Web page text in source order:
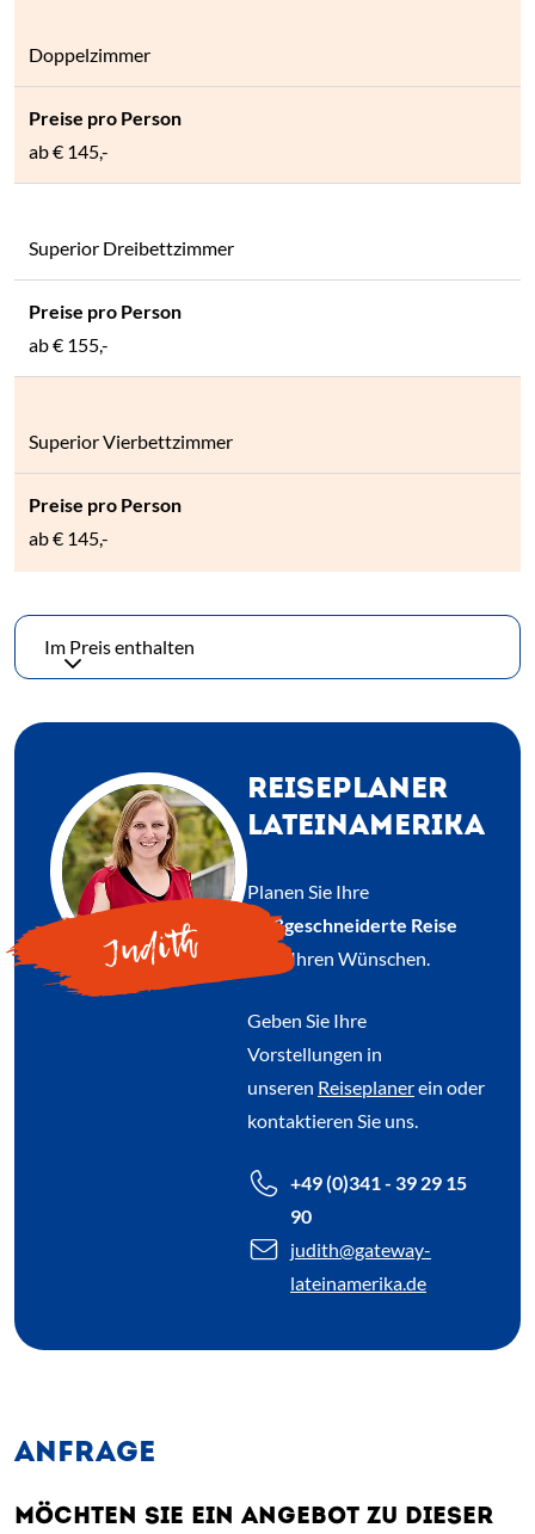
Doppelzimmer
ab€ 145,-
Superior Dreibettzimmer
ab€ 155,-
Superior Vierbettzimmer
ab€ 145,-
Im Preis enthalten
Judith
REISEPLANER
LATEINAMERIKA
Planen Sie Ihre
maßgeschneiderte Reise
nach Ihren Wünschen.
Geben Sie Ihre
Vorstellungen in
unseren Reiseplanerein oder
kontaktieren Sie uns.
+49 (0)341 - 39 29 15
90
judith@gateway-
lateinamerika.de
ANFRAGE
MÖCHTEN SIE EIN ANGEBOT ZU DIESER